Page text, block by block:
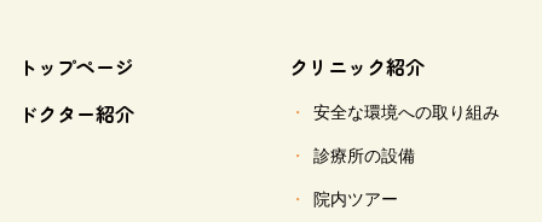
トップページ
ドクター紹介
クリニック紹介
安全な環境への取り組み
診療所の設備
院内ツアー